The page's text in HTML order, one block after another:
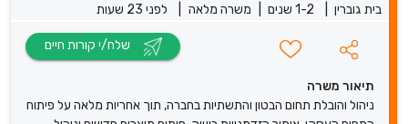
בית גוברין 1-2 שנים משרה מלאה לפני 23 שעות
תיאור משרה
ניהול והובלת תחום הבטון והתשתיות בחברה, תוך אחריות מלאה על פיתוח